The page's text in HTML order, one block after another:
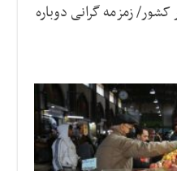
زمزمه گرانی دوباره